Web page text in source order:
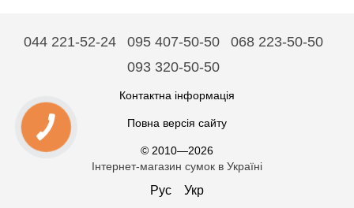
044 221-52-24 095 407-50-50
068 223-50-50
093 320-50-50
Контактна інформація
Повна версія сайту
© 2010—2026
Інтернет-магазин сумок в Україні
Рус Укр